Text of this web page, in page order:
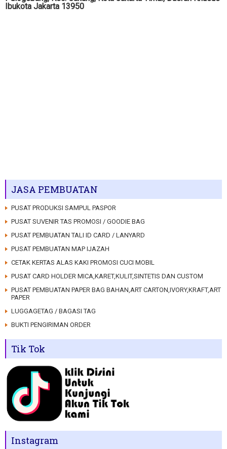
Ibukota Jakarta 13950
JASA PEMBUATAN
PUSAT PRODUKSI SAMPUL PASPOR
PUSAT SUVENIR TAS PROMOSI / GOODIE BAG
PUSAT PEMBUATAN TALI ID CARD / LANYARD
PUSAT PEMBUATAN MAP IJAZAH
CETAK KERTAS ALAS KAKI PROMOSI CUCI MOBIL
PUSAT CARD HOLDER MICA,KARET,KULIT,SINTETIS DAN CUSTOM
PUSAT PEMBUATAN PAPER BAG BAHAN,ART CARTON,IVORY,KRAFT,ART
PAPER
LUGGAGETAG / BAGASI TAG
BUKTI PENGIRIMAN ORDER
Tik Tok
Instagram